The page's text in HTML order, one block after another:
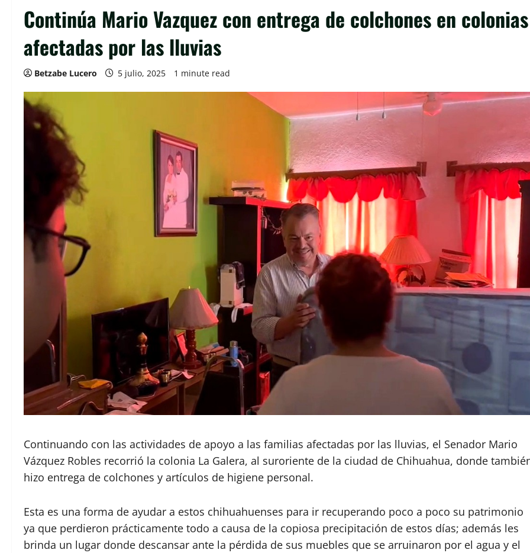
Continúa Mario Vazquez con entrega de colchones en colonias
afectadas por las lluvias
Betzabe Lucero 5 julio, 2025 1 minute read
Continuando con las actividades de apoyo a las familias afectadas por las lluvias, el Senador Mario
Vázquez Robles recorrió la colonia La Galera, al suroriente de la ciudad de Chihuahua, donde
hizo entrega de colchones y artículos de higiene personal.
Esta es una forma de ayudar a estos chihuahuenses para ir recuperando poco a poco su patrimonio
ya que perdieron prácticamente todo a causa de la copiosa precipitación de estos días; además les
brinda un lugar donde descansar ante la pérdida de sus muebles que se arruinaron por el agua y el